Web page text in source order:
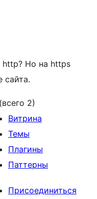
http? Но на https
сайта.
2)
Витрина
Темы
Плагины
Паттерны
Присоединиться